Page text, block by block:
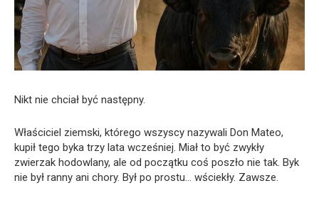
Nikt nie chciał być następny.
Właściciel ziemski, którego wszyscy nazywali Don Mateo,
kupił tego byka trzy lata wcześniej. Miał to być zwykły
zwierzak hodowlany, ale od początku coś poszło nie tak. Byk
nie był ranny ani chory. Był po prostu… wściekły. Zawsze.